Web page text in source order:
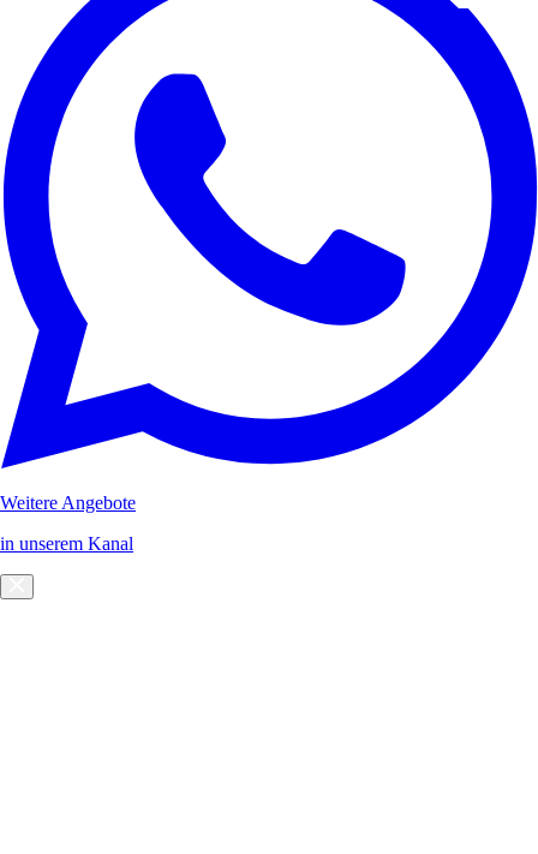
Weitere Angebote
in unserem Kanal